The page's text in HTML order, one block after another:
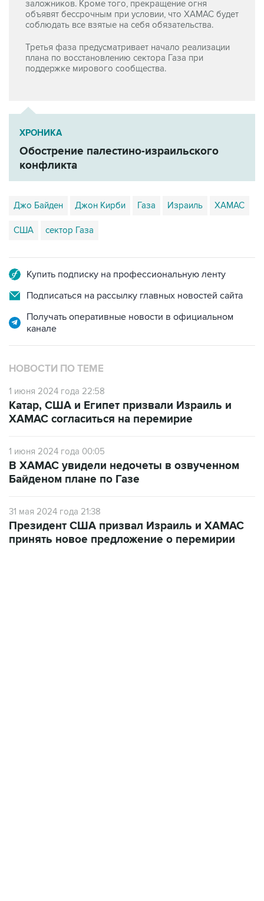
Третья фаза предусматривает начало реализации
поддержке мирового сообщества.
ХРОНИКА
Обострение палестино-израильского
Джо Байден Джон Кирби Газа Израиль ХАМАС
США сектор Газа
Подписаться на рассылку главных новостей сайта
Получать оперативные новости в официальном
НОВОСТИ ПО ТЕМЕ
1 июня 2024 года 22:58
ХАМАС согласиться на перемирие
Байденом плане по Газе
31 мая 2024 года 21:38
принять новое предложение о перемирии